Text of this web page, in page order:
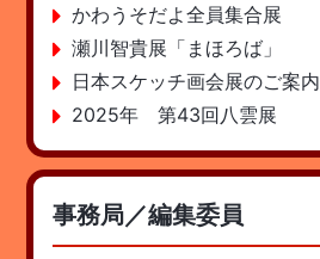
かわうそだよ全員集合展
瀬川智貴展「まほろば」
日本スケッチ画会展のご案内
2025年 第43回八雲展
事務局／編集委員